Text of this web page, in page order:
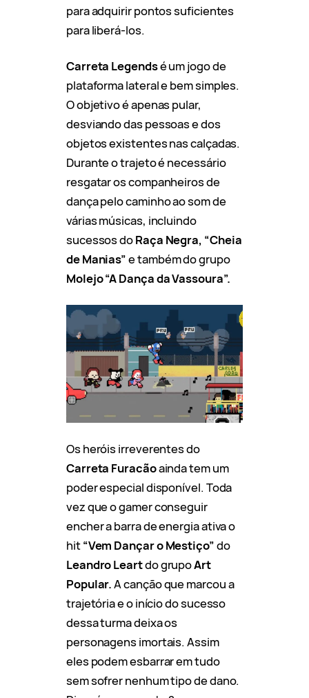
para adquirir pontos suficientes
para liberá-los.
Carreta Legendsé um jogo de
plataforma lateral e bem simples.
O objetivo é apenas pular,
desviando das pessoas e dos
objetos existentes nas calçadas.
Durante o trajeto é necessário
resgatar os companheiros de
dança pelo caminho ao som de
várias músicas, incluindo
sucessos doRaça Negra, “Cheia
de Manias”e também do grupo
Molejo “A Dança da Vassoura”.
Os heróis irreverentes do
Carreta Furacãoainda tem um
poder especial disponível. Toda
vez que o gamer conseguir
encher a barra de energia ativa o
hit“Vem Dançar o Mestiço”do
Leandro Leartdo grupoArt
Popular.A canção que marcou a
trajetória e o início do sucesso
dessa turma deixa os
personagens imortais. Assim
eles podem esbarrar em tudo
sem sofrer nenhum tipo de dano.